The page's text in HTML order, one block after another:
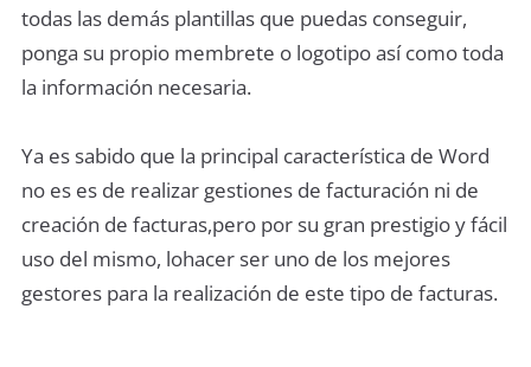
todas las demás plantillas que puedas conseguir,
ponga su propio membrete o logotipo así como toda
la información necesaria.
Ya es sabido que la principal característica de Word
no es es de realizar gestiones de facturación ni de
creación de facturas,pero por su gran prestigio y fácil
uso del mismo, lohacer ser uno de los mejores
gestores para la realización de este tipo de facturas.